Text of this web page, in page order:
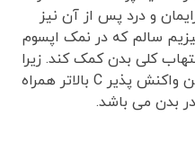
و درد پس از آن نیز
سالم که در نمک اپسوم
کلی بدن کمک کند. زیرا
کاهش منیزیم در بدن با پروتئین واکنش پذیر C بالاتر همراه
بدن می باشد.